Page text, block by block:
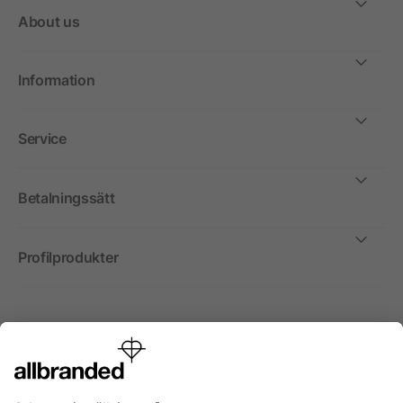
About us
Information
Service
Betalningssätt
Profilprodukter
Internationellt